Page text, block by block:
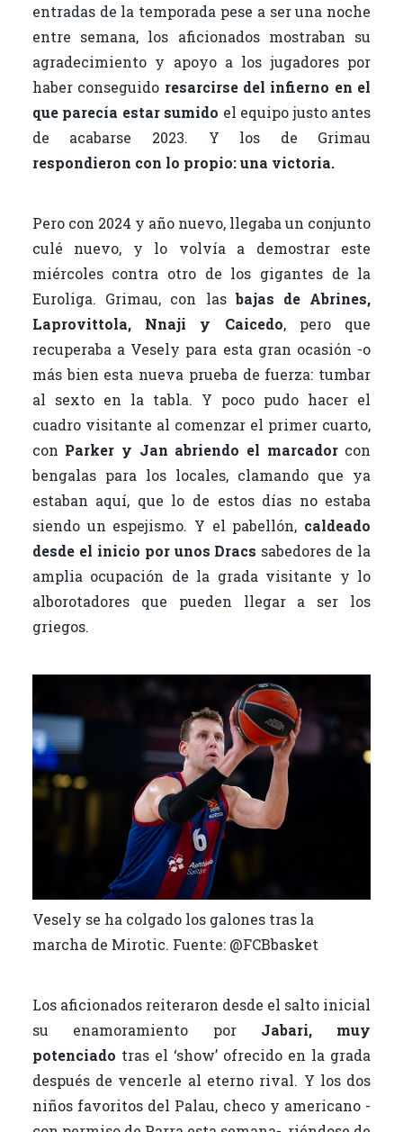
entradas de la temporada pese a ser una noche
entre semana, los aficionados mostraban su
agradecimiento y apoyo a los jugadores por
haber conseguido resarcirse del infierno en el
que parecía estar sumido el equipo justo antes
de acabarse 2023. Y los de Grimau
respondieron con lo propio: una victoria.
Pero con 2024 y año nuevo, llegaba un conjunto
culé nuevo, y lo volvía a demostrar este
miércoles contra otro de los gigantes de la
Euroliga. Grimau, con lasbajas de Abrines,
Laprovittola, Nnaji y Caicedo, pero que
recuperaba a Vesely para esta gran ocasión -o
más bien esta nueva prueba de fuerza: tumbar
al sexto en la tabla. Y poco pudo hacer el
cuadro visitante al comenzar el primer cuarto,
con Parker y Jan abriendo el marcador con
bengalas para los locales, clamando que ya
estaban aquí, que lo de estos días no estaba
siendo un espejismo. Y el pabellón, caldeado
desde el inicio por unos Dracs sabedores de la
amplia ocupación de la grada visitante y lo
alborotadores que pueden llegar a ser los
griegos.
Vesely se ha colgado los galones tras la
marcha de Mirotic. Fuente: @FCBbasket
Los aficionados reiteraron desde el salto inicial
su enamoramiento porJabari,
muy
potenciado tras el ‘show’ ofrecido en la grada
después de vencerle al eterno rival. Y los dos
niños favoritos del Palau, checo y americano -